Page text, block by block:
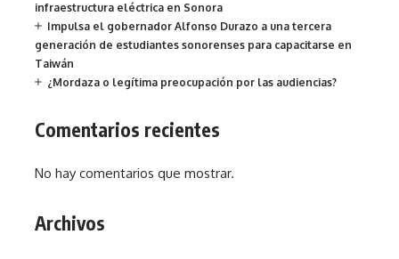
infraestructura eléctrica en Sonora
Impulsa el gobernador Alfonso Durazo a una tercera
generación de estudiantes sonorenses para capacitarse en
Taiwán
¿Mordaza o legítima preocupación por las audiencias?
Comentarios recientes
No hay comentarios que mostrar.
Archivos